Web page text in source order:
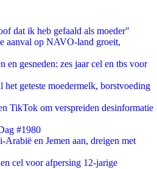
dat ik heb gefaald als moeder"
aanval op NAVO-land groeit,
en gesneden: zes jaar cel en tbs voor
geteste moedermelk, borstvoeding
TikTok om verspreiden desinformatie
#1980
Arabië en Jemen aan, dreigen met
cel voor afpersing 12-jarige